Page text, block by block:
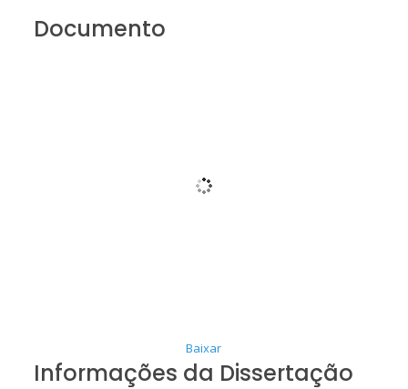
Documento
Baixar
Informações da Dissertação